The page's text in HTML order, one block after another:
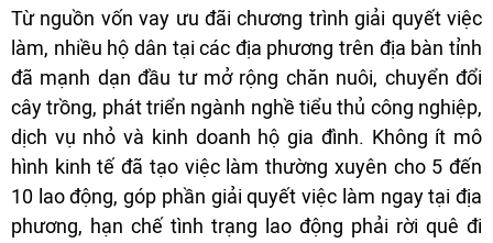
Từ nguồn vốn vay ưu đãi chương trình giải quyết việc
làm, nhiều hộ dân tại các địa phương trên địa bàn tỉnh
đã mạnh dạn đầu tư mở rộng chăn nuôi, chuyển đổi
cây trồng, phát triển ngành nghề tiểu thủ công nghiệp,
dịch vụ nhỏ và kinh doanh hộ gia đình. Không ít mô
hình kinh tế đã tạo việc làm thường xuyên cho 5 đến
10 lao động, góp phần giải quyết việc làm ngay tại địa
phương, hạn chế tình trạng lao động phải rời quê đi